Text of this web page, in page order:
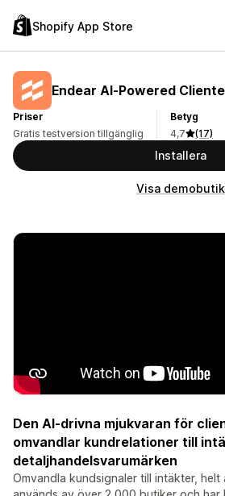
Shopify App Store
Endear AI‑Powered
Priser
Gratis testversion tillgänglig
Betyg
4,7
(17)
Installera
Visa demobutik
Den AI-drivna mjukvaran för
omvandlar kundrelationer till
detaljhandelsvarumärken
Omvandla kundsignaler till intäkter, helt